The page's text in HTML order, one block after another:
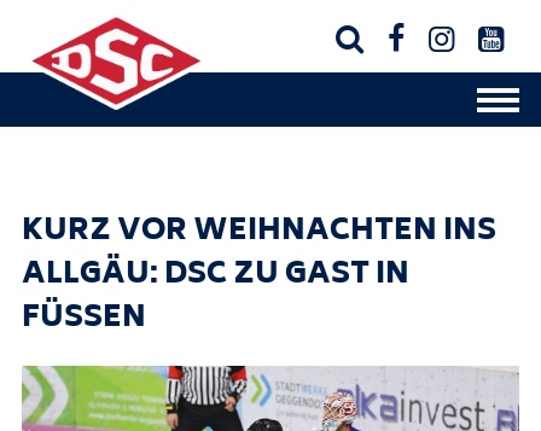
   
KURZ VOR WEIHNACHTEN INS
ALLGÄU: DSC ZU GAST IN
FÜSSEN